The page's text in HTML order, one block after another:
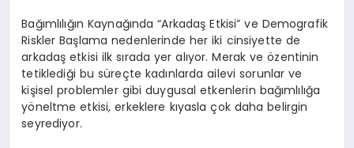
Bağımlılığın Kaynağında “Arkadaş Etkisi” ve Demografik
Riskler Başlama nedenlerinde her iki cinsiyette de
arkadaş etkisi ilk sırada yer alıyor. Merak ve özentinin
tetiklediği bu süreçte kadınlarda ailevi sorunlar ve
kişisel problemler gibi duygusal etkenlerin bağımlılığa
yöneltme etkisi, erkeklere kıyasla çok daha belirgin
seyrediyor.